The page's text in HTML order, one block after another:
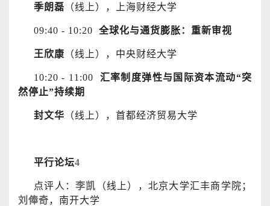
季朗磊 （线上），上海财经大学
09:40 - 10:20 全球化与通货膨胀：重新审视
王欣康 （线上），中央财经大学
10:20 - 11:00 汇率制度弹性与国际资本流动“突
然停止”持续期
封文华 （线上），首都经济贸易大学
平行论坛4
点评人： 李凯 （线上），北京大学汇丰商学院；
刘俸奇，南开大学